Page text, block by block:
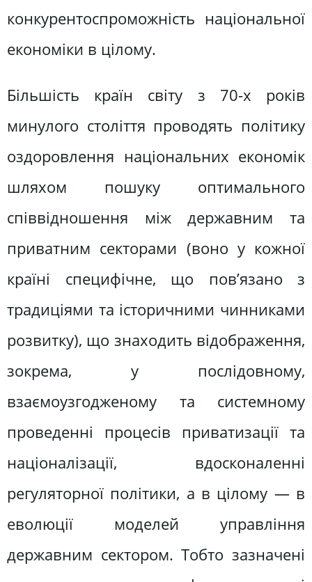
конкурентоспроможність національної
економіки в цілому.
Більшість країн світу з 70-х років
минулого століття проводять політику
оздоровлення національних економік
шляхом пошуку оптимального
співвідношення між державним та
приватним секторами (воно у кожної
країні специфічне, що пов’язано з
традиціями та історичними чинниками
розвитку), що знаходить відображення,
зокрема, у послідовному,
взаємоузгодженому та системному
проведенні процесів приватизації та
націоналізації, вдосконаленні
регуляторної політики, а в цілому — в
еволюції моделей управління
державним сектором. Тобто зазначені